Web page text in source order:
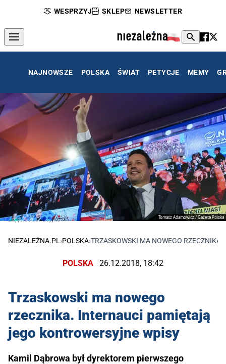
WESPRZYJ SKLEP NEWSLETTER
NAJNOWSZE POLSKA ŚWIAT PETYCJE MEMY
Tomasz Adamowicz / Gazeta Polska
Zdjęcie ilustracyjne
NIEZALEŻNA.PL›POLSKA›TRZASKOWSKI MA NOWEGO
POLSKA 26.12.2018, 18:42
Trzaskowski ma nowego
rzecznika. Internauci pamiętają
jego kontrowersyjne wpisy
Kamil Dąbrowa był dyrektorem pierwszego